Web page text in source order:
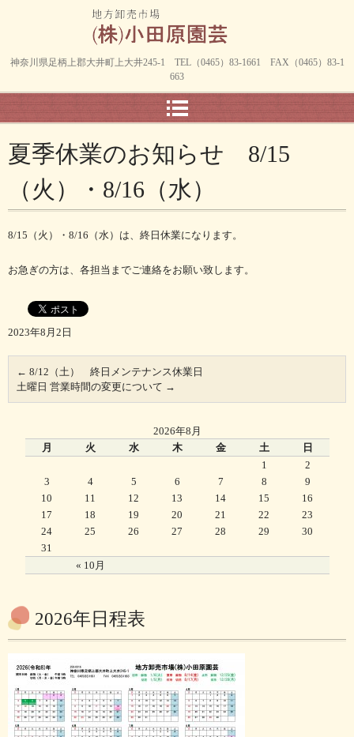
神奈川県足柄上郡大井町上大井245-1 TEL（0465）83-1661 FAX（0465）83-1
663
夏季休業のお知らせ 8/15
（火）・8/16（水）
8/15（火）・8/16（水）は、終日休業になります。
お急ぎの方は、各担当までご連絡をお願い致します。
2023年8月2日
← 8/12（土） 終日メンテナンス休業日
土曜日 営業時間の変更について →
2026年8月
月
火 水 木 金 土 日
« 10月
1
2
3
4 5 6 7 8
9
10
11 12 13 14 15
16
17
18 19 20 21 22
23
24
25 26 27 28 29
30
31
2026年日程表